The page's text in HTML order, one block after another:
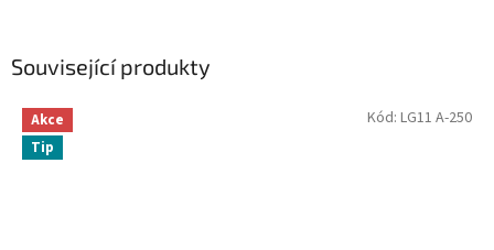
Související produkty
Akce
Tip
Kód: LG11 A-250